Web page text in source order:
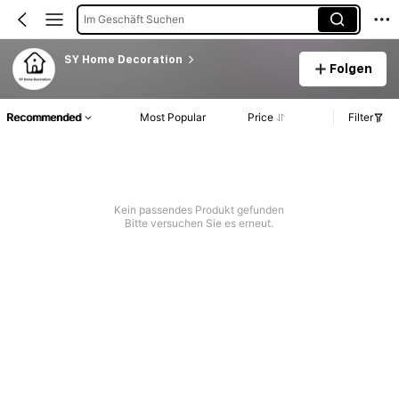
Im Geschäft Suchen
SY Home Decoration
Folgen
Recommended Most Popular Price Filter
Kein passendes Produkt gefunden
Bitte versuchen Sie es erneut.